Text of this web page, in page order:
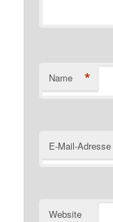
Name *
E-Mail-Adresse
Website